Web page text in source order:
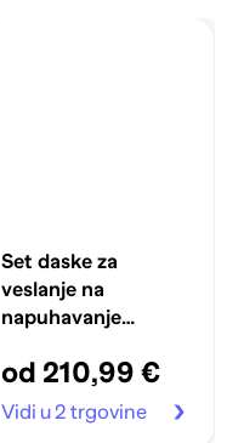
Set daske za
veslanje na
napuhavanje
plavi
od 210,99 €
Vidi u 2 trgovine